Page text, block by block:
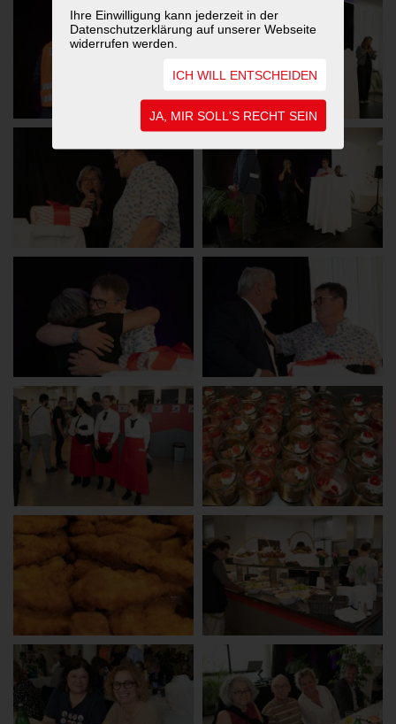
Ihre Einwilligung kann jederzeit in der
Datenschutzerklärung auf unserer Webseite
widerrufen werden.
ICH WILL ENTSCHEIDEN
JA, MIR SOLL'S RECHT SEIN